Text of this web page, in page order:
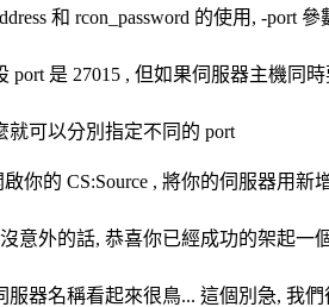
和 rcon_password 的使用, -port 參
是 27015 , 但如果伺服器主機同
就可以分別指定不同的 port
你的 CS:Source , 將你的伺服器用新
意外的話, 恭喜你已經成功的架起一
器名稱看起來很鳥... 這個別急, 我們